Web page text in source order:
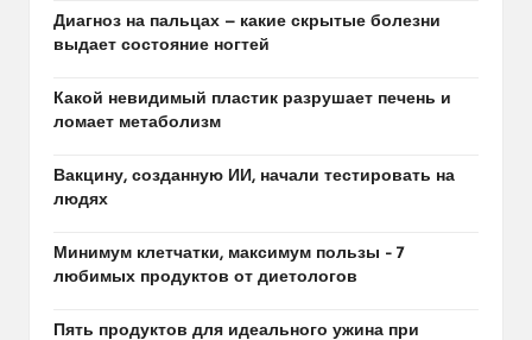
Диагноз на пальцах — какие скрытые болезни
выдает состояние ногтей
Какой невидимый пластик разрушает печень и
ломает метаболизм
Вакцину, созданную ИИ, начали тестировать на
людях
Минимум клетчатки, максимум пользы – 7
любимых продуктов от диетологов
Пять продуктов для идеального ужина при